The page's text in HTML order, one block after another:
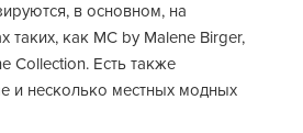
в основном, на
таких, как MC by Malene Birger,
Collection. Есть также
и несколько местных модных